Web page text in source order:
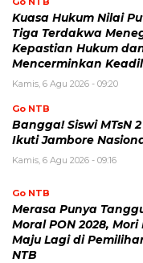
Kuasa Hukum Nilai
Tiga Terdakwa
Kepastian Hukum
Mencerminkan
Kamis, 6 Agu 2026 - 09:20
Go NTB
Bangga! Siswi MTsN
Ikuti Jambore
Kamis, 6 Agu 2026 - 09:16
Go NTB
Merasa Punya
Moral PON 2028,
Maju Lagi di
NTB